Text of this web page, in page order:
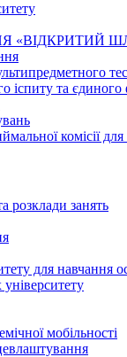
«ВІДКРИТИЙ
іспиту та
комісії для
розклади занять
для навчання
мобільності